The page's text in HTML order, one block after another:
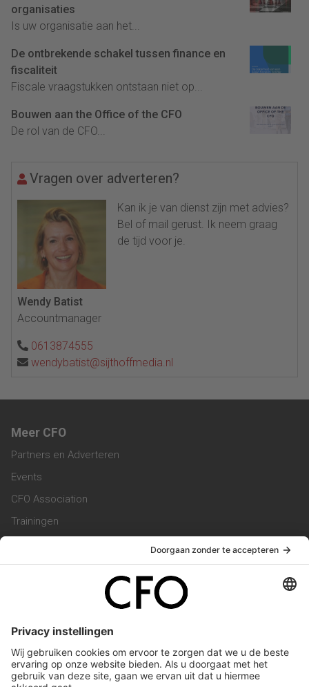
organisaties
Is uw organisatie aan het...
De ontbrekende schakel tussen finance en
fiscaliteit
Fiscale vraagstukken ontstaan niet op...
Bouwen aan the Office of the CFO
De rol van de CFO...
Vragen over adverteren?
Kan ik je van dienst zijn met advies?
Bel of mail gerust. Ik neem graag
de tijd voor je.
Wendy Batist
Accountmanager
0613874555
wendybatist@sijthoffmedia.nl
Meer CFO
Partners en Adverteren
Events
CFO Association
Trainingen
Vacatures
Service & Contact
Werken bij ons
Privacy Statement
Algemene Voorwaarden